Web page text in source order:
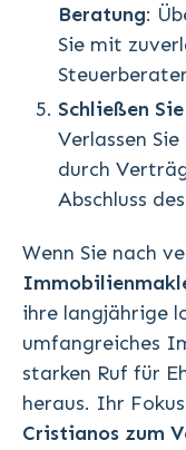
Beratung:
Sie mit
Schließen
Verlassen
durch
Abschluss
Wenn Sie nach
ihre langjährige
umfangreiches
starken Ruf für
heraus. Ihr
Cristianos zum